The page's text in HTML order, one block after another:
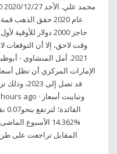
عام 2020 حقق
حاجز 2000 دولار
وقت لاحق، إلا أن التوقعات
الإمارات المركزي أن تظل
قد تصل إلى